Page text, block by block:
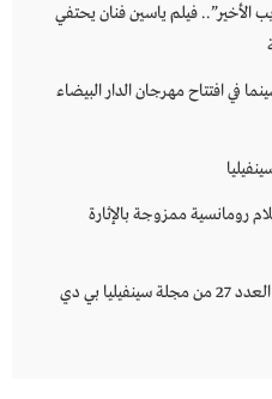
الأخير”.. فيلم ياسين فنان يحتفي
في افتتاح مهرجان الدار البيضاء
9 أفلام رومانسية ممزوجة بالإثارة
تحميل العدد 27 من مجلة سينفيليا بي دي